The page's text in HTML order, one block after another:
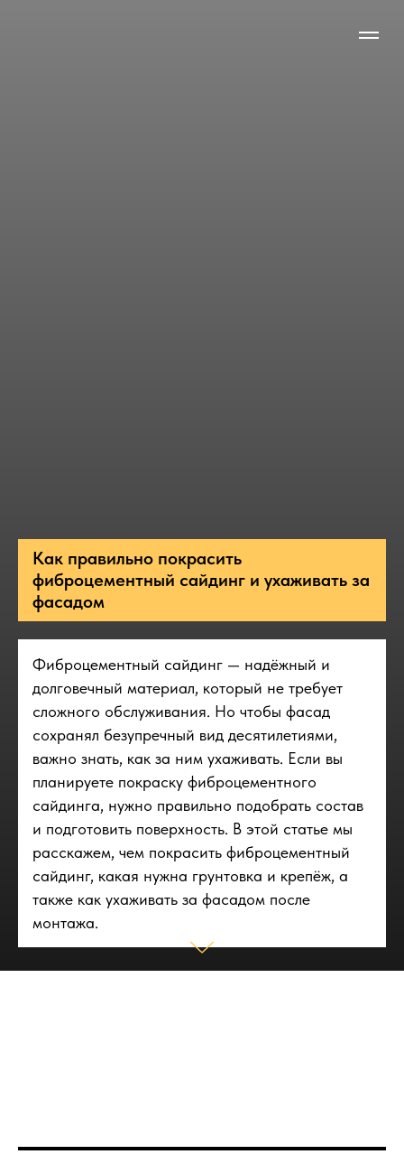
Как правильно покрасить
фиброцементный сайдинг и ухаживать за
фасадом
Фиброцементный сайдинг — надёжный и
долговечный материал, который не требует
сложного обслуживания. Но чтобы фасад
сохранял безупречный вид десятилетиями,
важно знать, как за ним ухаживать. Если вы
планируете покраску фиброцементного
сайдинга, нужно правильно подобрать состав
и подготовить поверхность. В этой статье мы
расскажем, чем покрасить фиброцементный
сайдинг, какая нужна грунтовка и крепёж, а
также как ухаживать за фасадом после
монтажа.